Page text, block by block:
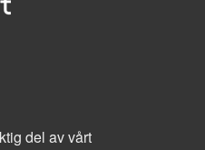
del av vårt